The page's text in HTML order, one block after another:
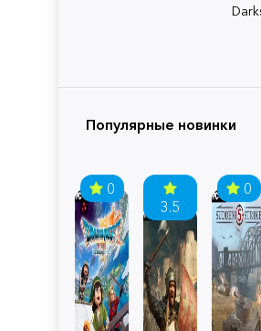
Популярные новинки
0
3.5
0